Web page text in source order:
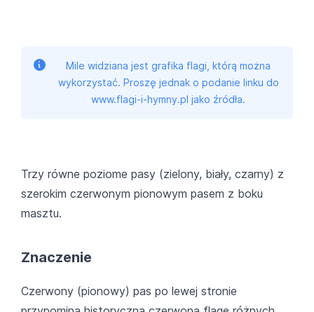
Mile widziana jest grafika flagi, którą można
wykorzystać. Proszę jednak o podanie linku do
www.flagi-i-hymny.pl jako źródła.
Trzy równe poziome pasy (zielony, biały, czarny) z
szerokim czerwonym pionowym pasem z boku
masztu.
Znaczenie
Czerwony (pionowy) pas po lewej stronie